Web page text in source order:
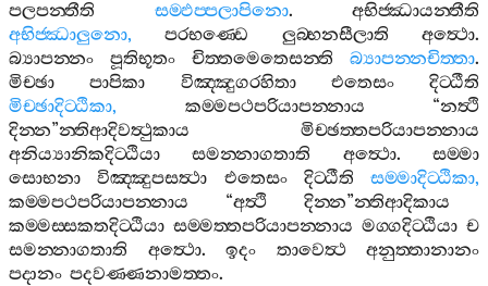
පලපන‍්තීති
සම‍්ඵප‍්පලාපිනො. අභිජ‍්ඣායන‍්තීති
අභිජ‍්ඣාලුනො, පරභණ‍්ඩෙ ලුබ‍්භනසීලාති අත්‍ථො.
බ්‍යාපන‍්නං
පූතිභූතං චිත‍්තමෙතෙසන‍්ති බ්‍යාපන‍්නචිත‍්තා.
මිච‍්ඡා
පාපිකා විඤ‍්ඤුගරහිතා එතෙසං
දිට‍්ඨීති
මිච‍්ඡාදිට‍්ඨිකා, කම‍්මපථපරියාපන‍්නාය “නත්‍ථි
දින‍්න”න‍්තිආදිවත්‍ථුකාය
මිච‍්ඡත‍්තපරියාපන‍්නාය
අනිය්‍යානිකදිට‍්ඨියා
සමන‍්නාගතාති අත්‍ථො.සම‍්මා
සොභනා
විඤ‍්ඤුපසත්‍ථා එතෙසං දිට‍්ඨීති සම‍්මාදිට‍්ඨිකා,
කම‍්මපථපරියාපන‍්නාය “අත්‍ථි දින‍්න”න‍්තිආදිකාය
කම‍්මස‍්සකතදිට‍්ඨියා සම‍්මත‍්තපරියාපන‍්නාය මග‍්ගදිට‍්ඨියා ච
සමන‍්නාගතාති
අත්‍ථො. ඉදං තාවෙත්‍ථ
අනුත‍්තානානං
පදානං පදවණ‍්ණනාමත‍්තං.